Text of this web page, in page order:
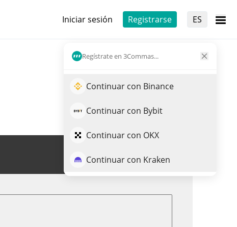
Iniciar sesión Registrarse ES
Regístrate en 3Commas...
Continuar con Binance
Continuar con Bybit
Continuar con OKX
Continuar con Kraken
Opera FRA